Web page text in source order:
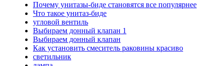
Почему унитазы-биде становятся все популярнее
Что такое унитаз-биде
угловой вентиль
Выбираем донный клапан 1
Выбираем донный клапан
Как установить смеситель раковины красиво
светильник